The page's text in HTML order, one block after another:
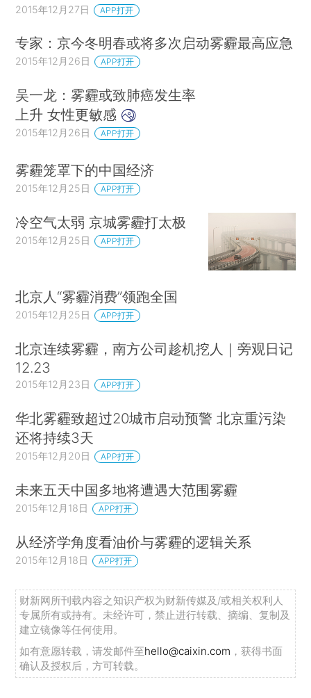
2015年12月27日 APP打开
专家：京今冬明春或将多次启动雾霾最高应急
2015年12月26日 APP打开
吴一龙：雾霾或致肺癌发生率
上升 女性更敏感
2015年12月26日 APP打开
雾霾笼罩下的中国经济
2015年12月25日 APP打开
冷空气太弱 京城雾霾打太极
2015年12月25日 APP打开
北京人“雾霾消费”领跑全国
2015年12月25日 APP打开
北京连续雾霾，南方公司趁机挖人｜旁观日记
12.23
2015年12月23日 APP打开
华北雾霾致超过20城市启动预警 北京重污染
还将持续3天
2015年12月20日 APP打开
未来五天中国多地将遭遇大范围雾霾
2015年12月18日 APP打开
从经济学角度看油价与雾霾的逻辑关系
2015年12月18日 APP打开
财新网所刊载内容之知识产权为财新传媒及/或相关权利人
专属所有或持有。未经许可，禁止进行转载、摘编、复制及
建立镜像等任何使用。
如有意愿转载，请发邮件至hello@caixin.com ，获得书面
确认及授权后，方可转载。